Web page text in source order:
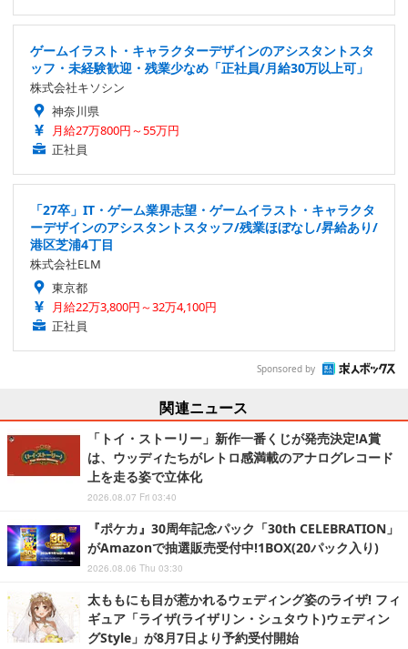
ゲームイラスト・キャラクターデザインのアシスタントスタ
ッフ・未経験歓迎・残業少なめ「正社員/月給30万以上可」
株式会社キソシン
神奈川県
月給27万800円～55万円
正社員
「27卒」IT・ゲーム業界志望・ゲームイラスト・キャラクタ
ーデザインのアシスタントスタッフ/残業ほぼなし/昇給あり/
港区芝浦4丁目
株式会社ELM
東京都
月給22万3,800円～32万4,100円
正社員
Sponsored by
関連ニュース
「トイ・ストーリー」新作一番くじが発売決定!A賞
は、ウッディたちがレトロ感満載のアナログレコード
上を走る姿で立体化
2026.08.07 Fri 03:40
『ポケカ』30周年記念パック「30th CELEBRATION」
がAmazonで抽選販売受付中!1BOX(20パック入り)
2026.08.06 Thu 03:30
太ももにも目が惹かれるウェディング姿のライザ! フィ
ギュア「ライザ(ライザリン・シュタウト)ウェディン
グStyle」が8月7日より予約受付開始